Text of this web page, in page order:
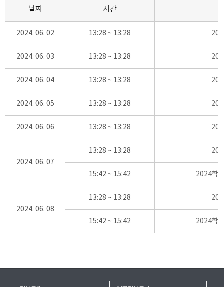
날짜 시간
2024. 06. 02 13:28 ~ 13:28
2024. 06. 03 13:28 ~ 13:28
2024. 06. 04 13:28 ~ 13:28
2024. 06. 05 13:28 ~ 13:28
2024. 06. 06 13:28 ~ 13:28
2024. 06. 07
13:28 ~ 13:28
15:42 ~ 15:42 2024학
2024. 06. 08
13:28 ~ 13:28
15:42 ~ 15:42 2024학